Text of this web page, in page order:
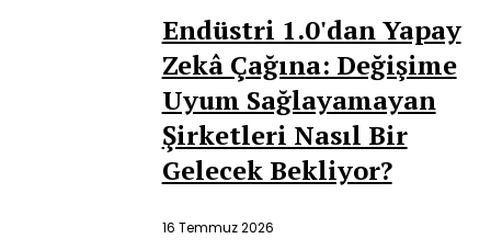
Endüstri 1.0'dan Yapay
Zekâ Çağına: Değişime
Uyum Sağlayamayan
Şirketleri Nasıl Bir
Gelecek Bekliyor?
16 Temmuz 2026